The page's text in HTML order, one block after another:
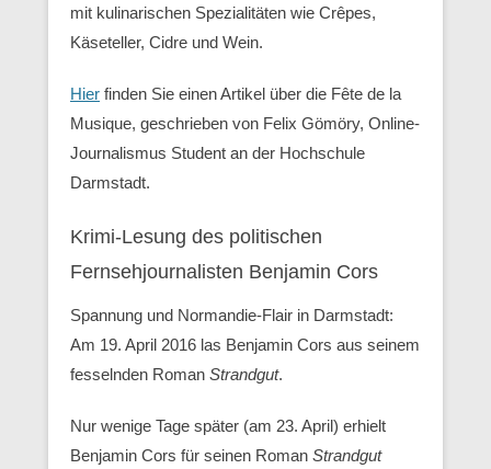
mit kulinarischen Spezialitäten wie Crêpes,
Käseteller, Cidre und Wein.
Hier finden Sie einen Artikel über die Fête de la
Musique, geschrieben von Felix Gömöry, Online-
Journalismus Student an der Hochschule
Darmstadt.
Krimi-Lesung des politischen
Fernsehjournalisten Benjamin Cors
Spannung und Normandie-Flair in Darmstadt:
Am 19. April 2016 las Benjamin Cors aus seinem
fesselnden Roman Strandgut.
Nur wenige Tage später (am 23. April) erhielt
Benjamin Cors für seinen Roman Strandgut